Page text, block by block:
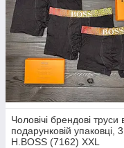
Чоловічі брендові труси
подарунковій упаковці,
Н.ВОSS (7162) ХХL